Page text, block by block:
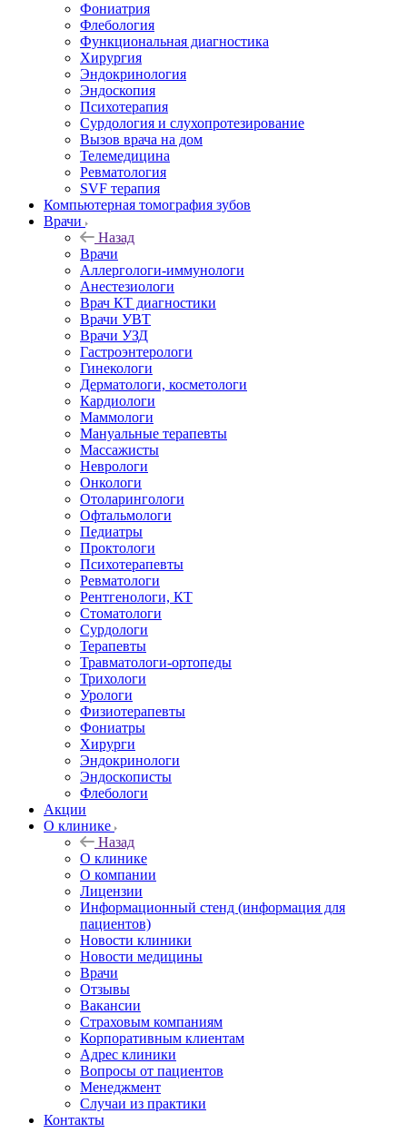
Фониатрия
Флебология
Функциональная диагностика
Хирургия
Эндокринология
Эндоскопия
Психотерапия
Сурдология и слухопротезирование
Вызов врача на дом
Телемедицина
Ревматология
SVF терапия
Компьютерная томография зубов
Врачи
Назад
Врачи
Аллергологи-иммунологи
Анестезиологи
Врач КТ диагностики
Врачи УВТ
Врачи УЗД
Гастроэнтерологи
Гинекологи
Дерматологи, косметологи
Кардиологи
Маммологи
Мануальные терапевты
Массажисты
Неврологи
Онкологи
Отоларингологи
Офтальмологи
Педиатры
Проктологи
Психотерапевты
Ревматологи
Рентгенологи, КТ
Стоматологи
Сурдологи
Терапевты
Травматологи-ортопеды
Трихологи
Урологи
Физиотерапевты
Фониатры
Хирурги
Эндокринологи
Эндоскописты
Флебологи
Акции
О клинике
Назад
О клинике
О компании
Лицензии
Информационный стенд (информация для
пациентов)
Новости клиники
Новости медицины
Врачи
Отзывы
Вакансии
Страховым компаниям
Корпоративным клиентам
Адрес клиники
Вопросы от пациентов
Менеджмент
Случаи из практики
Контакты